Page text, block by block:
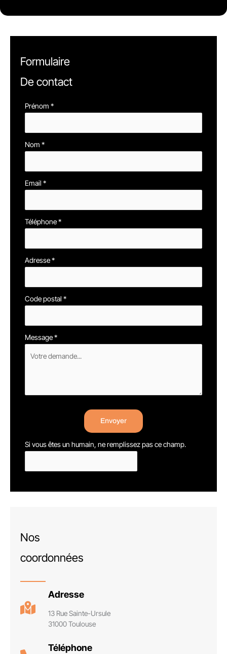
Formulaire
De contact
Formulaire
avec
téléphone
Prénom *
Nom *
Email *
Téléphone*
Adresse*
Code postal *
Message*
Envoyer
Si vous êtes un humain, ne remplissez pas ce champ.
Nos
coordonnées
Adresse
13 Rue Sainte-Ursule
31000 Toulouse
Téléphone